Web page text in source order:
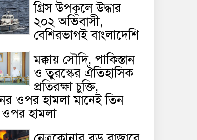
গ্রিস উপকূলে উদ্ধার
২০২ অভিবাসী,
বেশিরভাগই বাংলাদেশি
মক্কায় সৌদি, পাকিস্তান
ও তুরস্কের ঐতিহাসিক
প্রতিরক্ষা চুক্তি,
ওপর হামলা মানেই তিন
হামলা